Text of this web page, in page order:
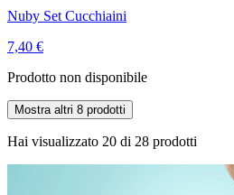
Nuby Set Cucchiaini
7,40 €
Prodotto non disponibile
Mostra altri 8 prodotti
Hai visualizzato 20 di 28 prodotti